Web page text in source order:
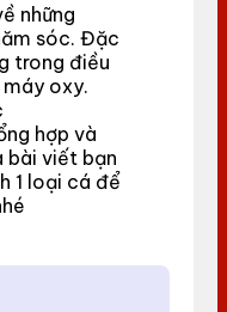
những
sóc. Đặc
trong điều
oxy.
hợp và
bài viết bạn
1 loại cá để